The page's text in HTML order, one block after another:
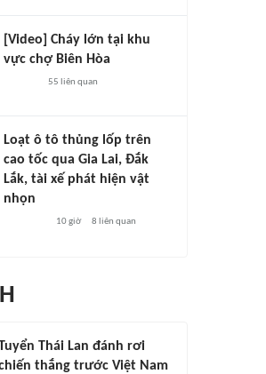
[Video] Cháy lớn tại khu
vực chợ Biên Hòa
55 liên quan
Loạt ô tô thủng lốp trên
cao tốc qua Gia Lai, Đắk
Lắk, tài xế phát hiện vật
nhọn
10 giờ 8 liên quan
Thái Lan đánh rơi
thắng trước Việt Nam